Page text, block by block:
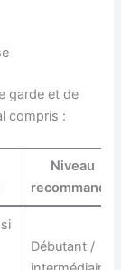
garde et de
compris :
Niveau
recommandé
Débutant /